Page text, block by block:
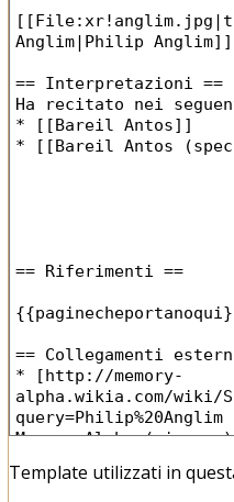
Template utilizzati in